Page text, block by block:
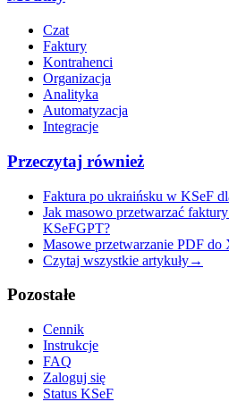
Czat
Faktury
Kontrahenci
Organizacja
Analityka
Automatyzacja
Integracje
Przeczytaj również
Faktura po ukraińsku w KSeF
Jak masowo przetwarzać
KSeFGPT?
Masowe przetwarzanie PDF
Czytaj wszystkie artykuły→
Pozostałe
Cennik
Instrukcje
FAQ
Zaloguj się
Status KSeF